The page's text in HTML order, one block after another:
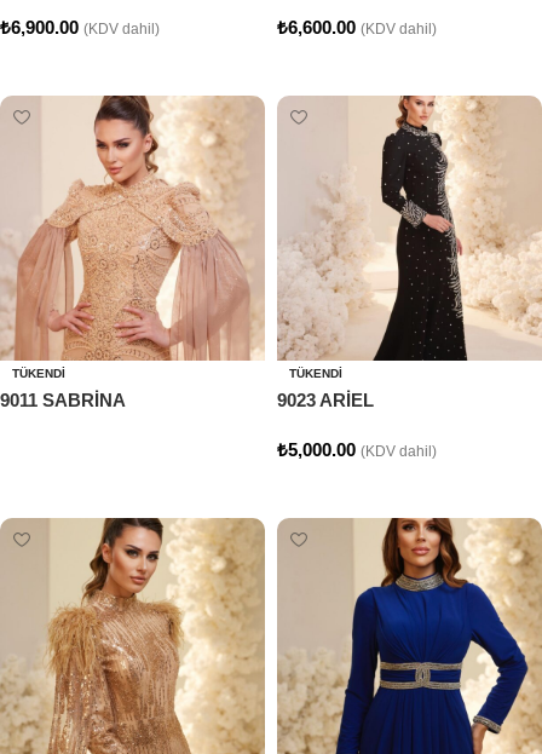
₺6,900.00 (KDV dahil)
₺6,600.00 (KDV dahil)
TÜKENDI
9011 SABRİNA
TÜKENDI
9023 ARİEL
₺5,000.00 (KDV dahil)